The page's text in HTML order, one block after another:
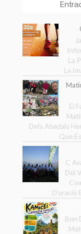
La
La
Ei
Dels Abadals
Que
C
Del
D’oració
Bon